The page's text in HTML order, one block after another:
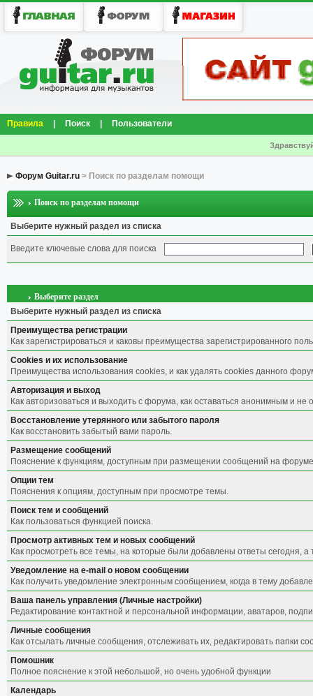
Правила Поиск Пользователи
Форум Guitar.ru > Поиск по разделам помощи
Поиск по разделам помощи
Выберите нужный раздел из списка
Введите ключевые слова для поиска
Выберите раздел
Выберите нужный раздел из списка
Преимущества регистрации
Как зарегистрироваться и каковы преимущества зарегистрированного
Cookies и их использование
Преимущества использования cookies, и как удалять cookies данного
Авторизация и выход
Как авторизоваться и выходить с форума, как оставаться анонимным и
Восстановление утерянного или забытого пароля
Как восстановить забытый вами пароль.
Размещение сообщений
Пояснение к функциям, доступным при размещении сообщений на
Опции тем
Пояснения к опциям, доступным при просмотре темы.
Поиск тем и сообщений
Как пользоваться функцией поиска.
Просмотр активных тем и новых сообщений
Как просмотреть все темы, на которые были добавлены ответы сегодня,
Уведомление на е-mail о новом сообщении
Как получить уведомление электронным сообщением, когда в тему
Ваша панель управления (Личные настройки)
Редактирование контактной и персональной информации, аватаров,
Личные сообщения
Как отсылать личные сообщения, отслеживать их, редактировать папки
Помошник
Полное пояснение к этой небольшой, но очень удобной функции
Календарь